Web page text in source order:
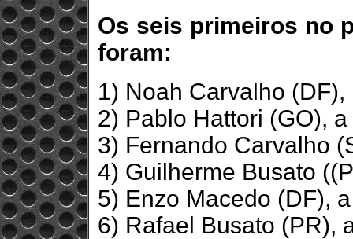
Os seis primeiros no
foram:
1) Noah Carvalho
2) Pablo Hattori (GO),
3) Fernando Carvalho
4) Guilherme Busato
5) Enzo Macedo (DF),
6) Rafael Busato (PR),